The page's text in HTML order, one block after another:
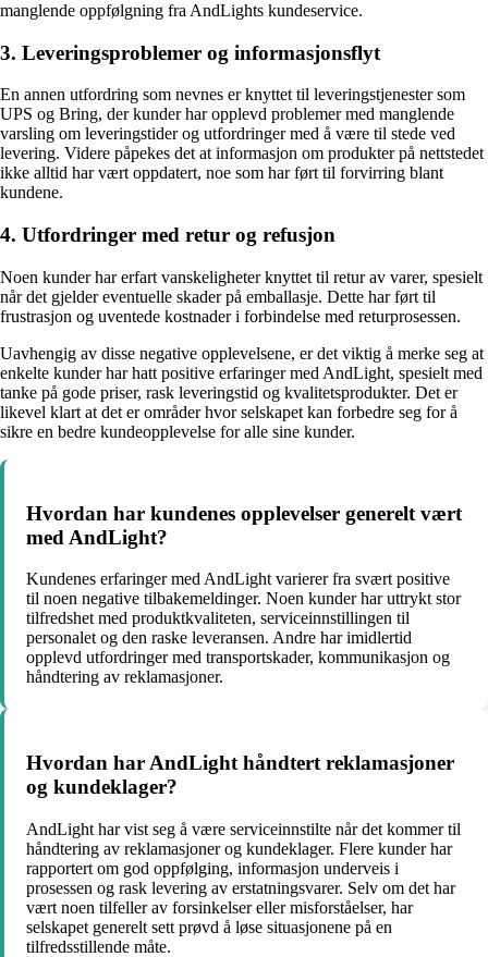
manglende oppfølgning fra AndLights kundeservice.
3. Leveringsproblemer og informasjonsflyt
En annen utfordring som nevnes er knyttet til leveringstjenester som
UPS og Bring, der kunder har opplevd problemer med manglende
varsling om leveringstider og utfordringer med å være til stede ved
levering. Videre påpekes det at informasjon om produkter på nettstedet
ikke alltid har vært oppdatert, noe som har ført til forvirring blant
kundene.
4. Utfordringer med retur og refusjon
Noen kunder har erfart vanskeligheter knyttet til retur av varer, spesielt
når det gjelder eventuelle skader på emballasje. Dette har ført til
frustrasjon og uventede kostnader i forbindelse med returprosessen.
Uavhengig av disse negative opplevelsene, er det viktig å merke seg at
enkelte kunder har hatt positive erfaringer med AndLight, spesielt med
tanke på gode priser, rask leveringstid og kvalitetsprodukter. Det er
likevel klart at det er områder hvor selskapet kan forbedre seg for å
sikre en bedre kundeopplevelse for alle sine kunder.
Hvordan har kundenes opplevelser generelt vært
med AndLight?
Kundenes erfaringer med AndLight varierer fra svært positive
til noen negative tilbakemeldinger. Noen kunder har uttrykt stor
tilfredshet med produktkvaliteten, serviceinnstillingen til
personalet og den raske leveransen. Andre har imidlertid
opplevd utfordringer med transportskader, kommunikasjon og
håndtering av reklamasjoner.
Hvordan har AndLight håndtert reklamasjoner
og kundeklager?
AndLight har vist seg å være serviceinnstilte når det kommer til
håndtering av reklamasjoner og kundeklager. Flere kunder har
rapportert om god oppfølging, informasjon underveis i
prosessen og rask levering av erstatningsvarer. Selv om det har
vært noen tilfeller av forsinkelser eller misforståelser, har
selskapet generelt sett prøvd å løse situasjonene på en
tilfredsstillende måte.